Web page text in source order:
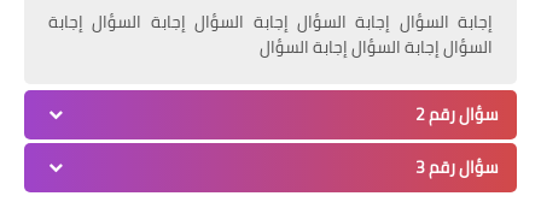
أخبار المخيمات
"انتماء" تكرم أكبر مسنة فلسطينية في
لبنان
إجابة السؤال إجابة السؤال إجابة السؤال إجابة السؤال إجابة
السؤال إجابة السؤال إجابة السؤال
سؤال رقم 2
سؤال رقم 3